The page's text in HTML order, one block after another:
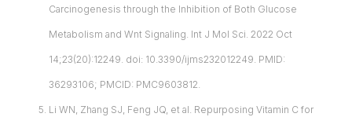
Carcinogenesis through the Inhibition of Both Glucose
Metabolism and Wnt Signaling. Int J Mol Sci. 2022 Oct
14;23(20):12249. doi: 10.3390/ijms232012249. PMID:
36293106; PMCID: PMC9603812.
Li WN, Zhang SJ, Feng JQ, et al. Repurposing Vitamin C for